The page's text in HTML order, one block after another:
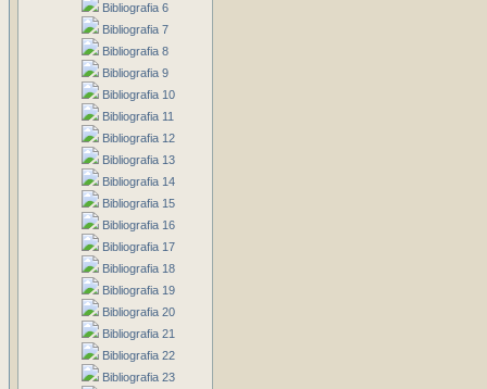
Bibliografia 6
Bibliografia 7
Bibliografia 8
Bibliografia 9
Bibliografia 10
Bibliografia 11
Bibliografia 12
Bibliografia 13
Bibliografia 14
Bibliografia 15
Bibliografia 16
Bibliografia 17
Bibliografia 18
Bibliografia 19
Bibliografia 20
Bibliografia 21
Bibliografia 22
Bibliografia 23